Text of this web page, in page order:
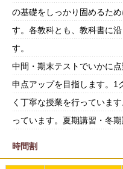
の基礎をしっかり固めるた
す。各教科とも、教科書に
す。
中間・期末テストでいかに
申点アップを目指します。1
く丁寧な授業を行っていま
っています。夏期講習・冬
時間割